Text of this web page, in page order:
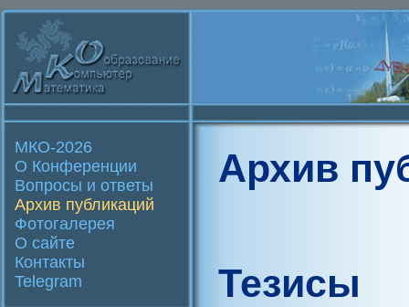
МКО-2026
О Конференции
Вопросы и ответы
Архив публикаций
Фотогалерея
О сайте
Контакты
Telegram
Архив
Тезисы